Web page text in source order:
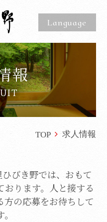
Language
報
TOP 求人情報
びき野では、おもて
ります。 人と接する
方の応募をお待ちして